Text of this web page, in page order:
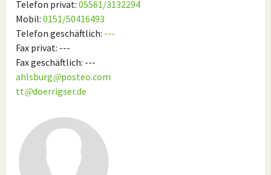
Telefon privat: 05561/3132294
Mobil: 0151/50416493
Telefon geschäftlich: ---
Fax privat: ---
Fax geschäftlich: ---
ahlsburg@posteo.com
tt@doerrigser.de